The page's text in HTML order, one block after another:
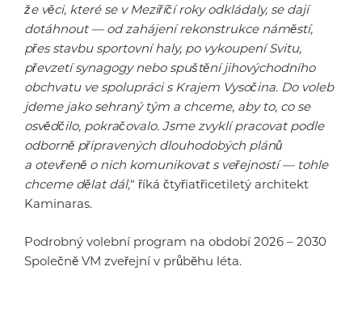
že věci, které se v Meziříčí roky odkládaly, se dají
dotáhnout — od zahájení rekonstrukce náměstí,
přes stavbu sportovní haly, po vykoupení Svitu,
převzetí synagogy nebo spuštění jihovýchodního
obchvatu ve spolupráci s Krajem Vysočina. Do voleb
jdeme jako sehraný tým a chceme, aby to, co se
osvědčilo, pokračovalo. Jsme zvyklí pracovat podle
odborně připravených dlouhodobých plánů
a otevřeně o nich komunikovat s veřejností — tohle
chceme dělat dál,“ říká čtyřiatřicetiletý architekt
Kaminaras.
Podrobný volební program na období 2026 – 2030
Společně VM zveřejní v průběhu léta.